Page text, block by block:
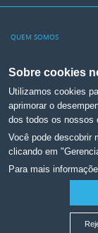
QUEM SOMOS
A Biomm
Transparência Salarial
Canal de Ética
Trabalhe na Biomm
Farmacovigilância
Sobre cookies
Utilizamos cookies
aprimorar o
dos todos os nossos
Você pode descobrir
clicando em
Para mais